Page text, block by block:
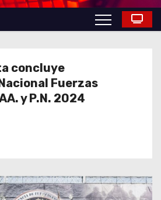
concluye
Fuerzas
y P.N. 2024